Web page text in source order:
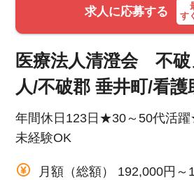
運営会社
求人に応募する
す
医療法人清澄会 不破
人/不破郡 垂井町/看護
年間休日123日★30～50代活
未経験OK
月額（総額） 192,000円～